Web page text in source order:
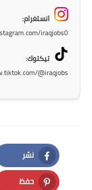
انستغرام:
iraqjobs0/
تيكتوك:
@iraqjobs
نشر
Facebook
حفظ